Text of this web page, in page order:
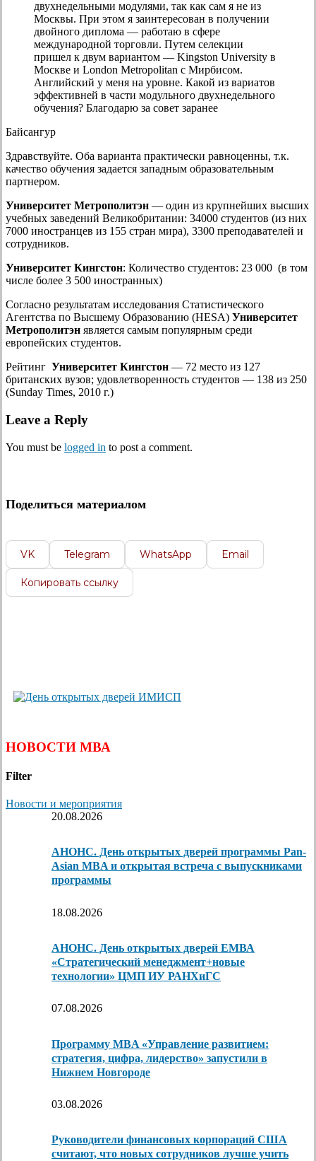
двухнедельными модулями, так как сам я не из
Москвы. При этом я заинтересован в получении
двойного диплома — работаю в сфере
международной торговли. Путем селекции
пришел к двум вариантом — Kingston University в
Москве и London Metropolitan с Мирбисом.
Английский у меня на уровне. Какой из вариатов
эффективней в части модульного двухнедельного
обучения? Благодарю за совет заранее
Байсангур
Здравствуйте. Оба варианта практически равноценны, т.к.
качество обучения задается западным образовательным
партнером.
Университет Метрополитэн — один из крупнейших высших
учебных заведений Великобритании: 34000 студентов (из них
7000 иностранцев из 155 стран мира), 3300 преподавателей и
сотрудников.
Университет Кингстон: Количество студентов: 23 000 (в том
числе более 3 500 иностранных)
Согласно результатам исследования Статистического
Агентства по Высшему Образованию (HESA) Университет
Метрополитэн является самым популярным среди
европейских студентов.
Рейтинг Университет Кингстон — 72 место из 127
британских вузов; удовлетворенность студентов — 138 из 250
(Sunday Times, 2010 г.)
Leave a Reply
You must be logged in to post a comment.
Поделиться материалом
VK Telegram WhatsApp Email
Копировать ссылку
НОВОСТИ МВА
Filter
Новости и мероприятия
20.08.2026
АНОНС. День открытых дверей программы Pan-
Asian MBA и открытая встреча с выпускниками
программы
18.08.2026
АНОНС. День открытых дверей ЕМВА
«Стратегический менеджмент+новые
технологии» ЦМП ИУ РАНХиГС
07.08.2026
Программу MBA «Управление развитием:
стратегия, цифра, лидерство» запустили в
Нижнем Новгороде
03.08.2026
Руководители финансовых корпораций США
считают, что новых сотрудников лучше учить